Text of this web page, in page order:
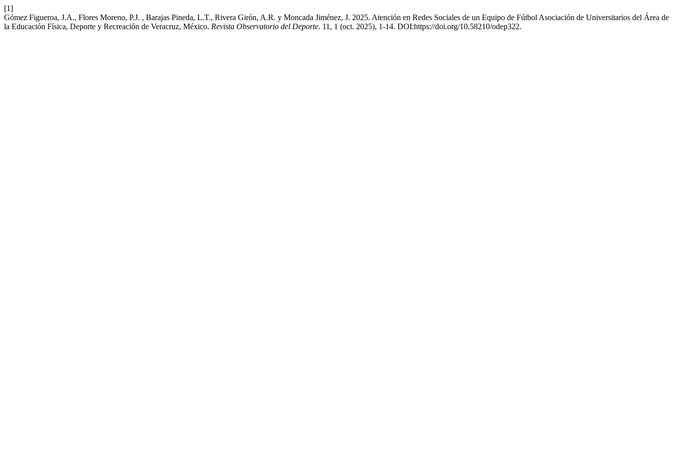
[1]
Gómez Figueroa, J.A., Flores Moreno, P.J. , Barajas Pineda, L.T., Rivera Girón, A.R. y Moncada Jiménez, J. 2025. Atención en Redes Sociales de un Equipo de Fútbol Asociación de Universitarios del Área de
la Educación Física, Deporte y Recreación de Veracruz, México. Revista Observatorio del Deporte. 11, 1 (oct. 2025), 1-14. DOI:https://doi.org/10.58210/odep322.